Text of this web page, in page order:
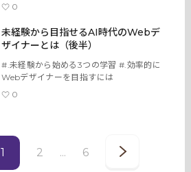
0
未経験から目指せるAI時代のWebデ
ザイナーとは（後半）
#.未経験から始める3つの学習 #.効率的に
Webデザイナーを目指すには
0
1 2 ... 6